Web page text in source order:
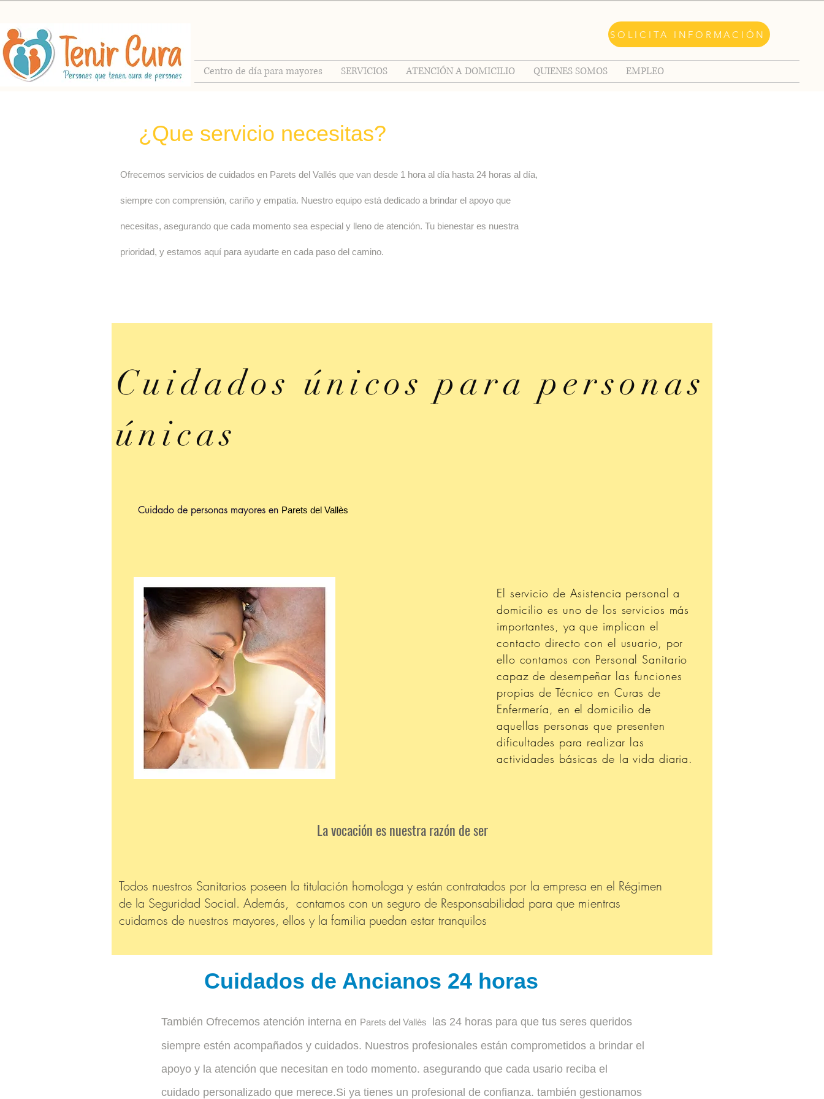
SOLICITA INFORMACIÓN
Centro de día para mayores SERVICIOS ATENCIÓN A DOMICILIO QUIENES SOMOS EMPLEO
¿Que servicio necesitas?
Ofrecemos servicios de cuidados en Parets del Vallés que van desde 1 hora al día hasta 24 horas al día,
siempre con comprensión, cariño y empatía. Nuestro equipo está dedicado a brindar el apoyo que
necesitas, asegurando que cada momento sea especial y lleno de atención. Tu bienestar es nuestra
prioridad, y estamos aquí para ayudarte en cada paso del camino.
Cuidados únicos para personas
únicas
Cuidado de personas mayores en Parets del Vallès
El servicio de Asistencia personal a
domicilio es uno de los servicios más
importantes, ya que implican el
contacto directo con el usuario, por
ello contamos con Personal Sanitario
capaz de desempeñar las funciones
propias de Técnico en Curas de
Enfermería, en el domicilio de
aquellas personas que presenten
dificultades para realizar las
actividades básicas de la vida diaria.
La vocación es nuestra razón de ser
Todos nuestros Sanitarios poseen la titulación homologa y están contratados por la empresa en el Régimen
de la Seguridad Social. Además, contamos con un seguro de Responsabilidad para que mientras
cuidamos de nuestros mayores, ellos y la familia puedan estar tranquilos
Cuidados de Ancianos 24 horas
También Ofrecemos atención interna en Parets del Vallès
las 24 horas para que tus seres queridos
siempre estén acompañados y cuidados. Nuestros profesionales están comprometidos a brindar el
apoyo y la atención que necesitan en todo momento. asegurando que cada usario reciba el
cuidado personalizado que merece.Si ya tienes un profesional de confianza. también gestionamos